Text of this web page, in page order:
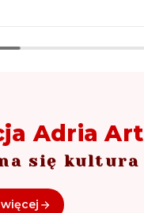
Adria Art
się kultura